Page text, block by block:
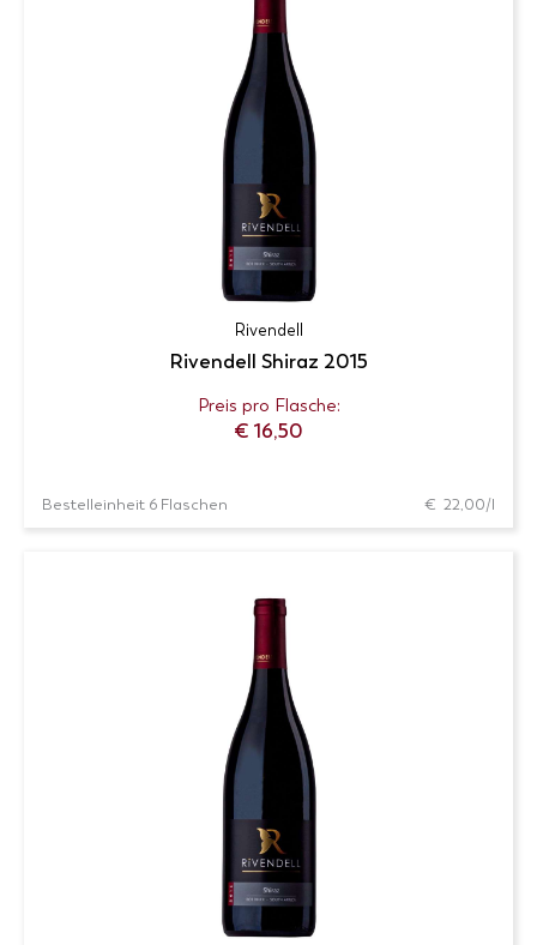
Rivendell
Rivendell Shiraz 2015
Preis pro Flasche:
€ 16,50
Bestelleinheit 6 Flaschen € 22,00/l
6 Flaschen zum Preis von 99,00 € in den
Warenkorb